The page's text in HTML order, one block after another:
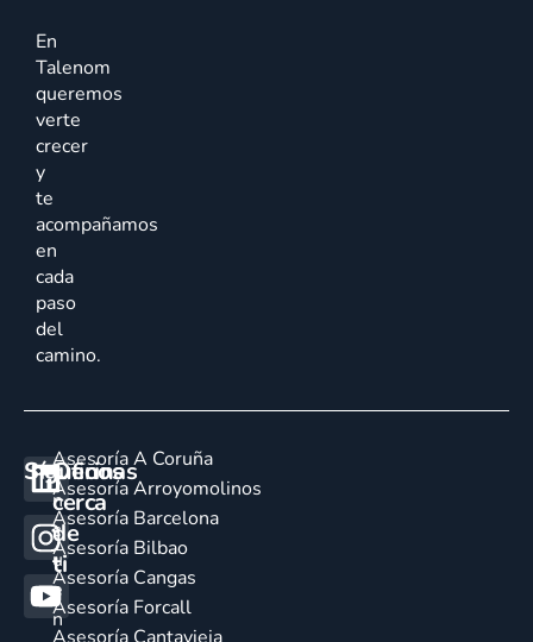
En
Talenom
queremos
verte
crecer
y
te
acompañamos
en
cada
paso
del
camino.
Síguenos
Oficinas
cerca
de
ti
E
n
c
u
e
n
Asesoría A Coruña
Asesoría Arroyomolinos
Asesoría Barcelona
Asesoría Bilbao
Asesoría Cangas
Asesoría Forcall